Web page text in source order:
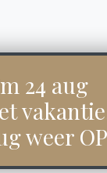
24 aug
weer